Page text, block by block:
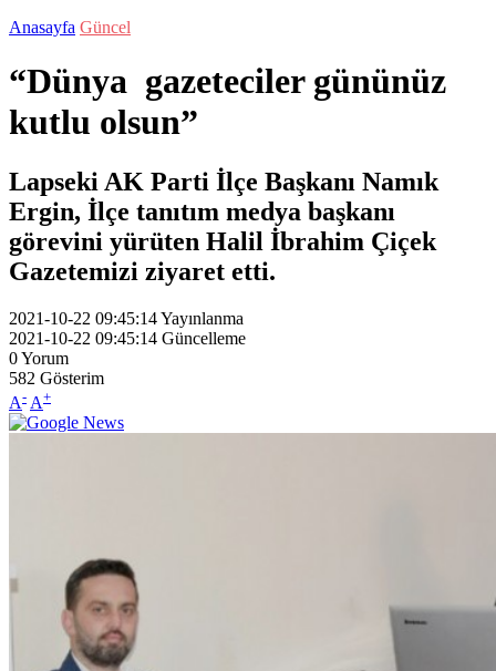
Anasayfa Güncel
“Dünya gazeteciler gününüz
kutlu olsun”
Lapseki AK Parti İlçe Başkanı Namık
Ergin, İlçe tanıtım medya başkanı
görevini yürüten Halil İbrahim Çiçek
Gazetemizi ziyaret etti.
2021-10-22 09:45:14Yayınlanma
2021-10-22 09:45:14 Güncelleme
0Yorum
582 Gösterim
A- A+